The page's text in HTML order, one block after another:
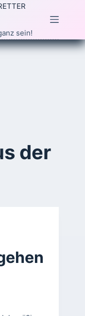
sein!
der